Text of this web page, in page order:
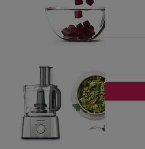
Ajouter au panier
standard à partir de 49€